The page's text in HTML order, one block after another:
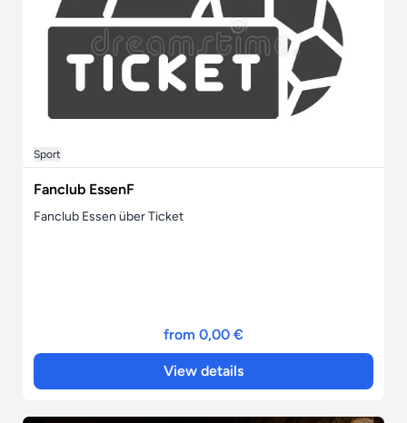
Sport
Fanclub EssenF
Fanclub Essen über Ticket
from 0,00 €
View details